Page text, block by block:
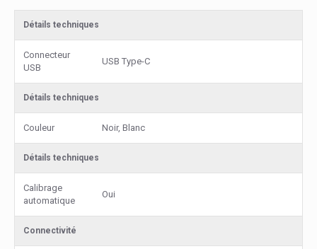
Détails techniques
Connecteur
USB
USB Type-C
Détails techniques
Couleur Noir, Blanc
Détails techniques
Calibrage
automatique
Oui
Connectivité